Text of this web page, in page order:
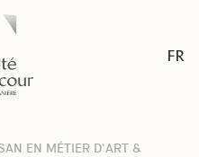
FR
EN MÉTIER D'ART &